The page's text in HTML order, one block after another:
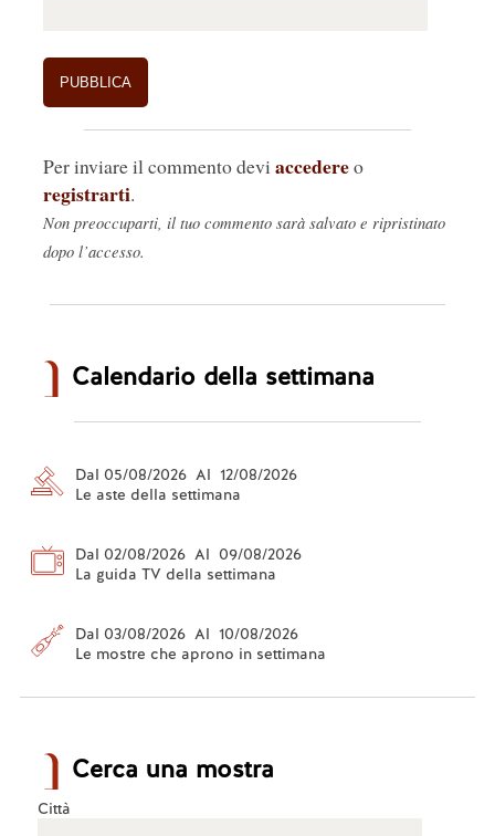
Per inviare il commento devi accedereo
registrarti.
Non preoccuparti, il tuo commento sarà salvato e ripristinato
dopo l’accesso.
Calendario della settimana
Dal 05/08/2026 Al 12/08/2026
Le aste della settimana
Dal 02/08/2026 Al 09/08/2026
La guida TV della settimana
Dal 03/08/2026 Al 10/08/2026
Le mostre che aprono in settimana
Cerca una mostra
Città